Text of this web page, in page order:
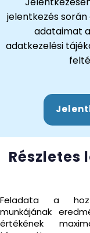
jelentkezés
adataimat a
adatkezelési
Részletes
Feladata a
munkájának
értékének